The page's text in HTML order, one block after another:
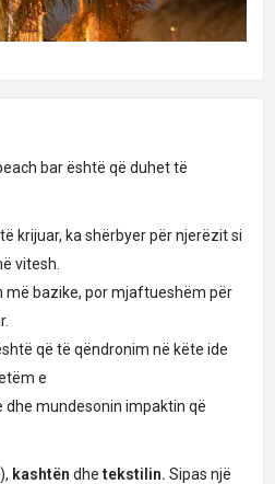
bar është që duhet të
krijuar, ka shërbyer për njerëzit si
vitesh.
më bazike, por mjaftueshëm për
që të qëndronim në këte ide
e
mundesonin impaktin që
kashtën dhetekstilin. Sipas një